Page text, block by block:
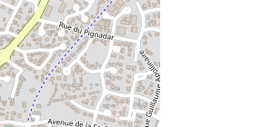
êtes un
?